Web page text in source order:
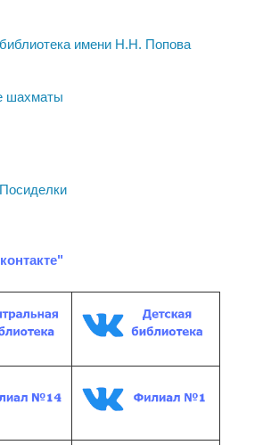
имени Н.Н. Попова
шахматы